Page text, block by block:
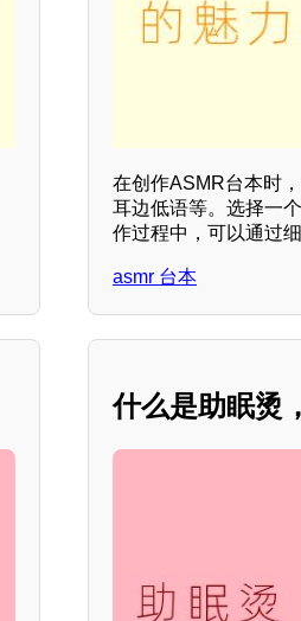
在创作ASMR台本时
耳边低语等。选择一
作过程中，可以通过
asmr 台本
什么是助眠烫